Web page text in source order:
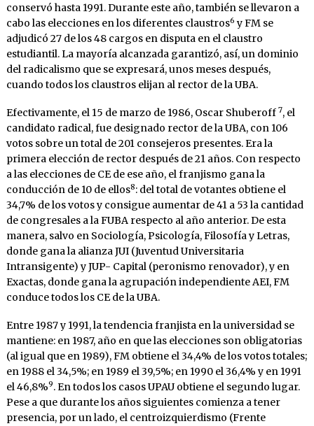
conservó hasta 1991. Durante este año, también se llevaron a
cabo las elecciones en los diferentes claustros6 y FM se
adjudicó 27 de los 48 cargos en disputa en el claustro
estudiantil. La mayoría alcanzada garantizó, así, un dominio
del radicalismo que se expresará, unos meses después,
cuando todos los claustros elijan al rector de la UBA.
Efectivamente, el 15 de marzo de 1986, Oscar Shuberoff 7, el
candidato radical, fue designado rector de la UBA, con 106
votos sobre un total de 201 consejeros presentes. Era la
primera elección de rector después de 21 años. Con respecto
a las elecciones de CE de ese año, el franjismo gana la
conducción de 10 de ellos8: del total de votantes obtiene el
34,7% de los votos y consigue aumentar de 41 a 53 la cantidad
de congresales a la FUBA respecto al año anterior. De esta
manera, salvo en Sociología, Psicología, Filosofía y Letras,
donde gana la alianza JUI (Juventud Universitaria
Intransigente) y JUP- Capital (peronismo renovador), y en
Exactas, donde gana la agrupación independiente AEI, FM
conduce todos los CE de la UBA.
Entre 1987 y 1991, la tendencia franjista en la universidad se
mantiene: en 1987, año en que las elecciones son obligatorias
(al igual que en 1989), FM obtiene el 34,4% de los votos totales;
en 1988 el 34,5%; en 1989 el 39,5%; en 1990 el 36,4% y en 1991
el 46,8%9. En todos los casos UPAU obtiene el segundo lugar.
Pese a que durante los años siguientes comienza a tener
presencia, por un lado, el centroizquierdismo (Frente